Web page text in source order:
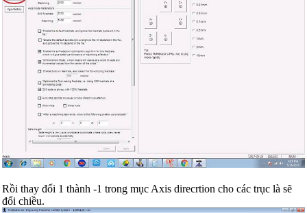
Rồi thay đổi 1 thành -1 trong mục Axis direcrtion cho các trục là sẽ
đổi chiều.